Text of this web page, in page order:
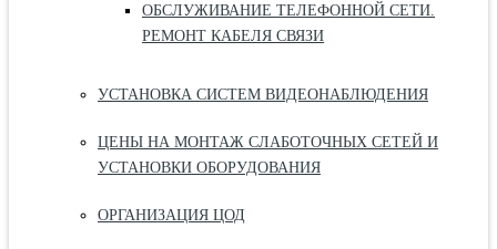
ОБСЛУЖИВАНИЕ ТЕЛЕФОННОЙ СЕТИ.
РЕМОНТ КАБЕЛЯ СВЯЗИ
УСТАНОВКА СИСТЕМ ВИДЕОНАБЛЮДЕНИЯ
ЦЕНЫ НА МОНТАЖ СЛАБОТОЧНЫХ СЕТЕЙ И
УСТАНОВКИ ОБОРУДОВАНИЯ
ОРГАНИЗАЦИЯ ЦОД